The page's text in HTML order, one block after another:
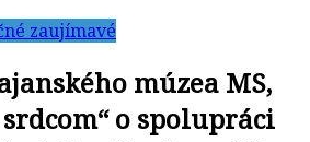
zaujímavé
múzea MS,
o spolupráci